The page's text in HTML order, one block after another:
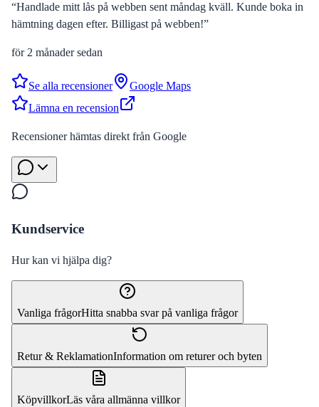
“Handlade mitt lås på webben sent måndag kväll. Kunde boka in
hämtning dagen efter. Billigast på webben!”
för 2 månader sedan
Se alla recensioner
Google Maps
Lämna en recension
Recensioner hämtas direkt från Google
Kundservice
Hur kan vi hjälpa dig?
Vanliga frågorHitta snabba svar på vanliga frågor
Retur & ReklamationInformation om returer och byten
KöpvillkorLäs våra allmänna villkor